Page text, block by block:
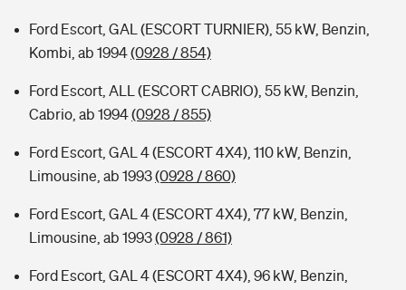
Ford Escort, GAL (ESCORT TURNIER), 55 kW, Benzin,
Kombi, ab 1994(0928 / 854)
Ford Escort, ALL (ESCORT CABRIO), 55 kW, Benzin,
Cabrio, ab 1994(0928 / 855)
Ford Escort, GAL 4 (ESCORT 4X4), 110 kW, Benzin,
Limousine, ab 1993(0928 / 860)
Ford Escort, GAL 4 (ESCORT 4X4), 77 kW, Benzin,
Limousine, ab 1993(0928 / 861)
Ford Escort, GAL 4 (ESCORT 4X4), 96 kW, Benzin,